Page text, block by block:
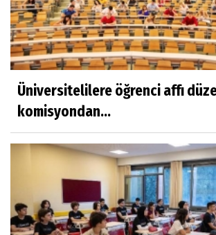
Üniversitelilere öğrenci affı
komisyondan...